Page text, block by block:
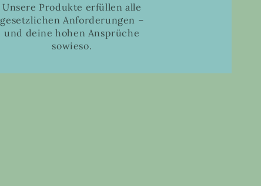
Unsere Produkte erfüllen alle
gesetzlichen Anforderungen –
und deine hohen Ansprüche
sowieso.